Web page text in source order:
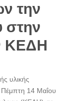
την
στην
ΚΕΔΗ
υλικής
14 Μαΐου